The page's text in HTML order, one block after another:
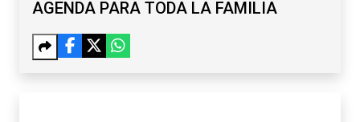
AGENDA PARA TODA LA FAMILIA